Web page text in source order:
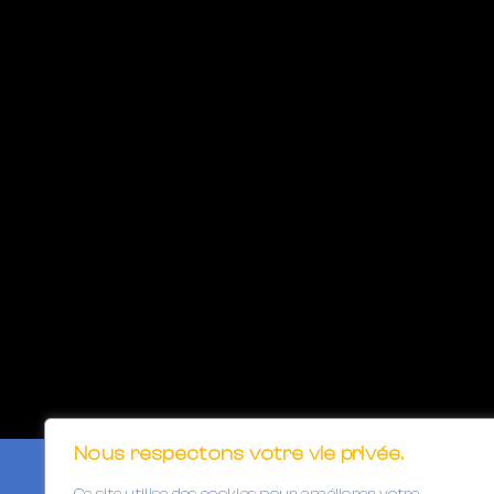
Nous respectons votre vie privée.